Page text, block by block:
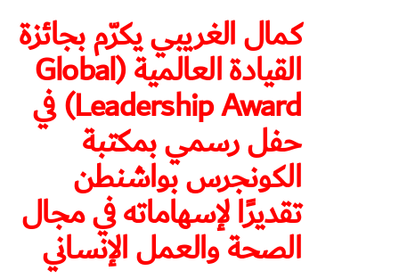
كمال الغريبي يكرّم بجائزة
القيادة العالمية (Global
Leadership Award) في
حفل رسمي بمكتبة
الكونجرس بواشنطن
تقديرًا لإسهاماته في مجال
الصحة والعمل الإنساني